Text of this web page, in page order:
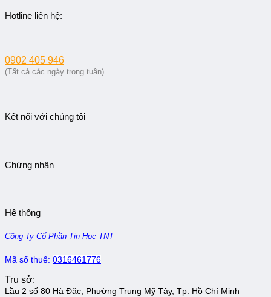
Hotline liên hệ:
0902 405 946
(Tất cả các ngày trong tuần)
Kết nối với chúng tôi
Chứng nhận
Hệ thống
Công Ty Cổ Phần Tin Học TNT
Mã số thuế: 0316461776
Trụ sở:
Lầu 2 số 80 Hà Đặc, Phường Trung Mỹ Tây, Tp. Hồ Chí Minh